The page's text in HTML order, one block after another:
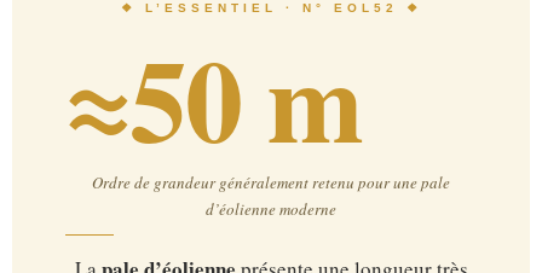
❖ L’ESSENTIEL · N° EOL52 ❖
≈50 m
Ordre de grandeur généralement retenu pour une pale
d’éolienne moderne